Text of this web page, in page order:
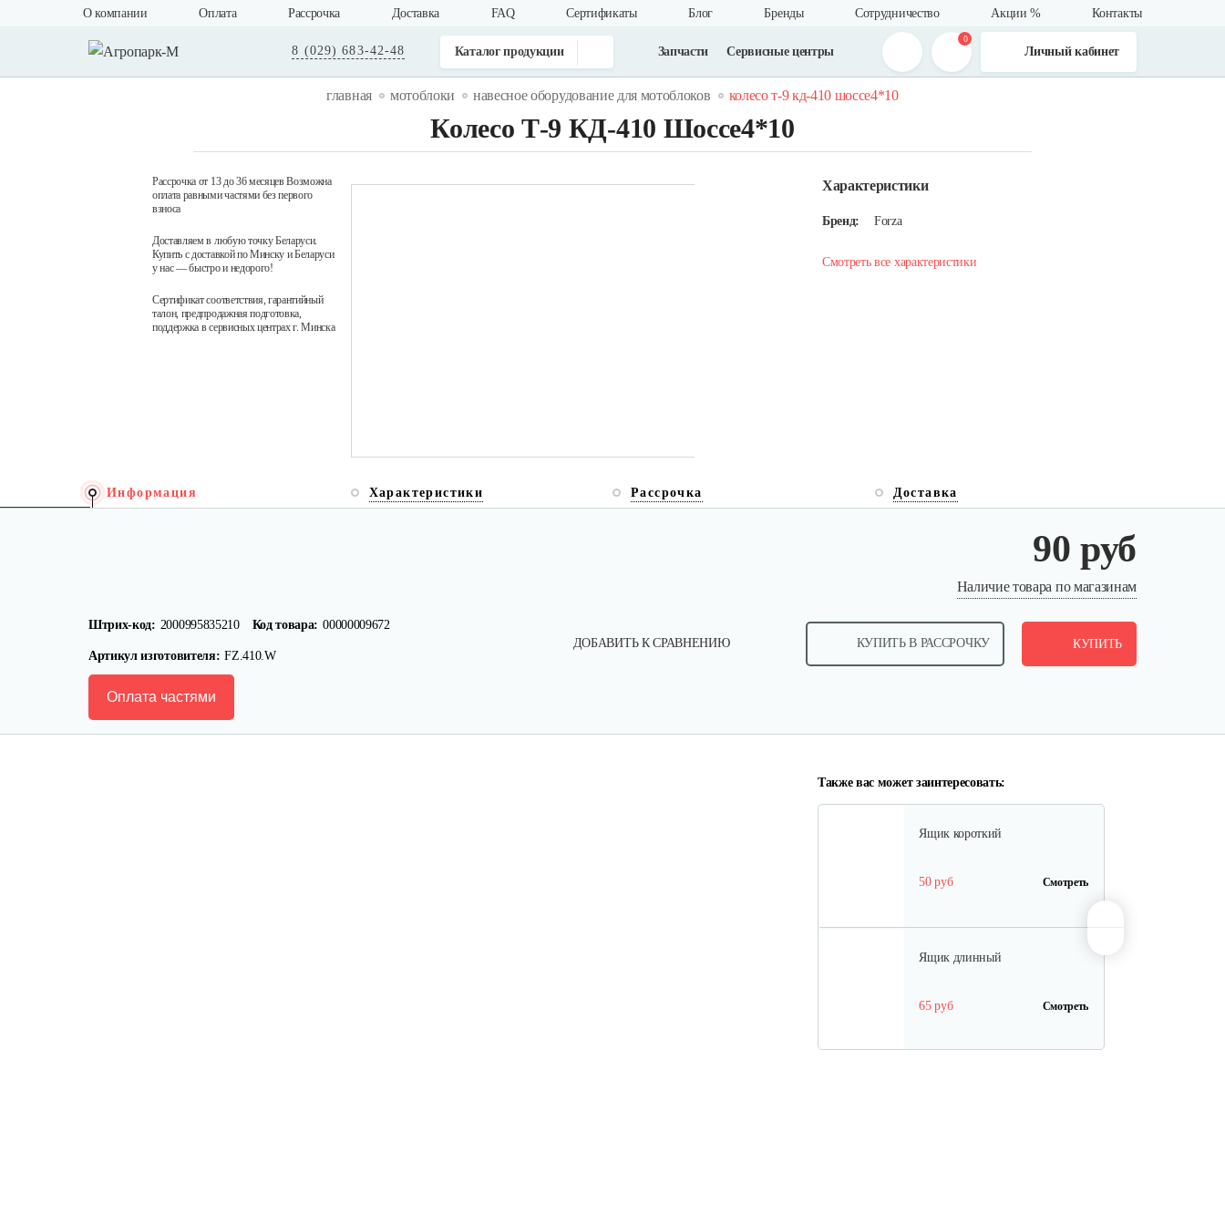
О компании Оплата Рассрочка Доставка FAQ Cертификаты Блог Бренды Сотрудничество Акции % Контакты
8 (029) 683-42-48 Каталог продукции Запчасти Сервисные центры
0
Личный кабинет
главная мотоблоки навесное оборудование для мотоблоков колесо т-9 кд-410 шоссе4*10
Колесо Т-9 КД-410 Шоссе4*10
Рассрочка от 13 до 36 месяцев Возможна
оплата равными частями без первого
взноса
Доставляем в любую точку Беларуси.
Купить с доставкой по Минску и Беларуси
у нас — быстро и недорого!
Сертификат соответствия, гарантийный
талон, предпродажная подготовка,
поддержка в сервисных центрах г. Минска
Характеристики
Бренд: Forza
Смотреть все характеристики
Информация Характеристики Рассрочка Доставка
90 руб
Наличие товара по магазинам
Штрих-код: 2000995835210 Код товара: 00000009672
Артикул изготовителя: FZ.410.W
ДОБАВИТЬ К СРАВНЕНИЮ КУПИТЬ В РАССРОЧКУ КУПИТЬ
Оплата частями
Также вас может заинтересовать:
Грунтозацепы KF Ø340 на вал
120 руб Смотреть
Ящик короткий
50 руб Смотреть
Ящик длинный
65 руб Смотреть